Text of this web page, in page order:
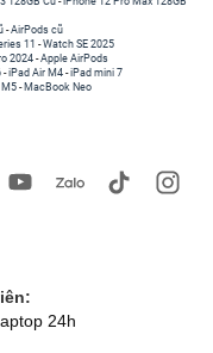
-AirPods cũ
11 -Watch SE 2025
2024-Apple AirPods
-iPad Air M4 -iPad mini 7
M5 - MacBook Neo
24h